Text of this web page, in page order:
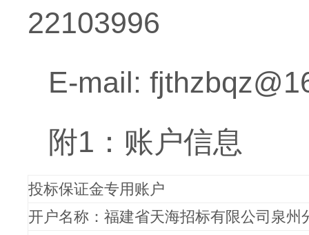
22103996
E-mail:
附1：账户信息
投标保证金专用账户
开户名称：福建省天海招标有限公司泉州